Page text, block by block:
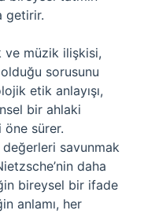
getirir.
ve müzik ilişkisi,
olduğu sorusunu
etik anlayışı,
bir ahlaki
öne sürer.
değerleri savunmak
daha
bireysel bir ifade
anlamı, her